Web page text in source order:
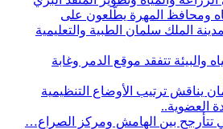
ومحافظ المهرة يطّلعون على
الملك سلمان الطبية والتعليمية
والبيئة تتفقد موقع الدمر وغابة
يناقش ترتيب الأوضاع التنظيمية
العضوية..
تتأرجح بين الهامش ومركز الصراع…